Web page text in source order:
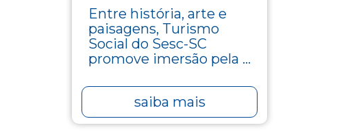
Entre história, arte e
paisagens, Turismo
Social do Sesc-SC
promove imersão pela ...
saiba mais